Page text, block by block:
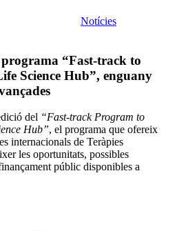
Notícies
“Fast-track to
Science Hub”, enguany
del “Fast-track Program to
Hub”, el programa que ofereix
internacionals de Teràpies
les oportunitats, possibles
públic disponibles a